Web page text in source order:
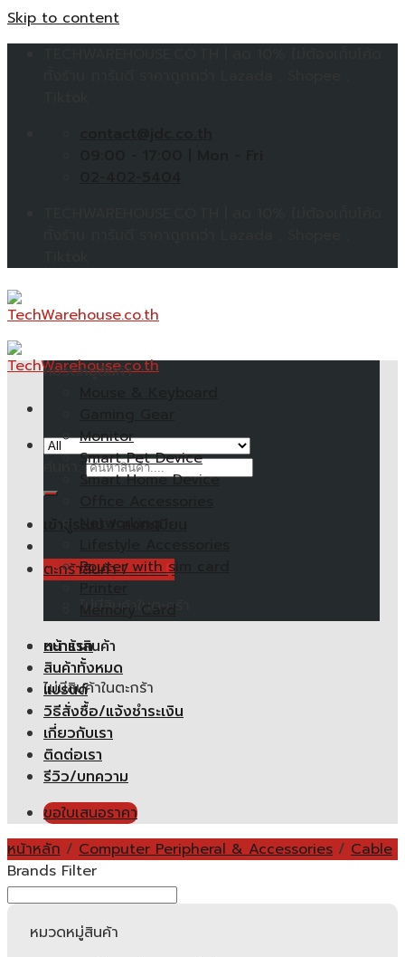
Skip to content
ตะกร้าสินค้า /0.00฿
ไม่มีสินค้าในตะกร้า
ตะกร้าสินค้า
ไม่มีสินค้าในตะกร้า
หมวดหมู่สินค้า
Monitor
Smart Pet Device
Smart Home Device
Router with sim card
Memory Card
หน้าแรก
สินค้าทั้งหมด
แบรนด์
วิธีสั่งซื้อ/แจ้งชำระเงิน
เกี่ยวกับเรา
ติดต่อเรา
รีวิว/บทความ
ขอใบเสนอราคา
หน้าหลัก / Computer Peripheral & Accessories / Cable
Brands Filter
หมวดหมู่สินค้า